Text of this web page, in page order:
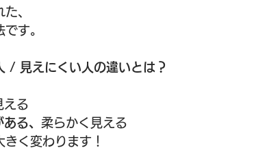
、
す。
/ 見えにくい人の違いとは？
える
る、 柔らかく見える
変わります！